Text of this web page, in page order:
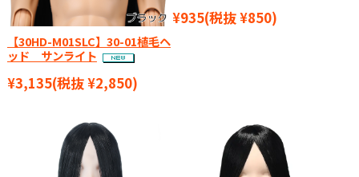
【30HD-M01SLC】30-01植毛ヘ
ッド サンライト
¥3,135(税抜 ¥2,850)
¥935(税抜 ¥850)